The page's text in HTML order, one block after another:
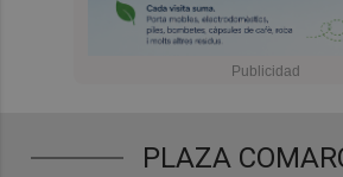
PLAZA